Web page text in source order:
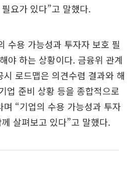
요가 있다”고 말했다.
수용 가능성과 투자자 보호 필
야 하는 상황이다. 금융위 관계
로드맵은 의견수렴 결과와 해
업 준비 상황 등을 종합적으로
며 “기업의 수용 가능성과 투자
살펴보고 있다”고 말했다.